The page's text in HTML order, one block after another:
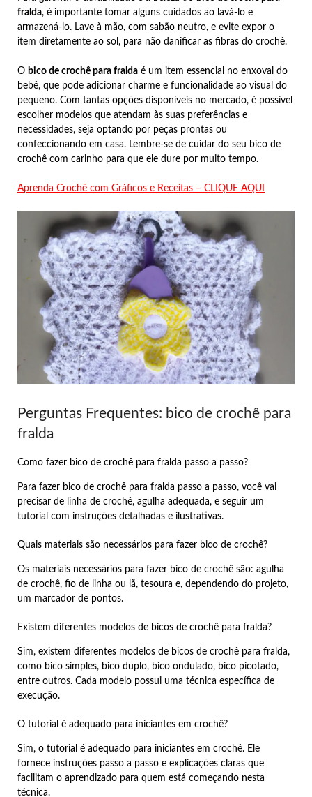
fralda, é importante tomar alguns cuidados ao lavá-lo e
armazená-lo. Lave à mão, com sabão neutro, e evite expor o
item diretamente ao sol, para não danificar as fibras do crochê.
O bico de crochê para fralda é um item essencial no enxoval do
bebê, que pode adicionar charme e funcionalidade ao visual do
pequeno. Com tantas opções disponíveis no mercado, é possível
escolher modelos que atendam às suas preferências e
necessidades, seja optando por peças prontas ou
confeccionando em casa. Lembre-se de cuidar do seu bico de
crochê com carinho para que ele dure por muito tempo.
Aprenda Crochê com Gráficos e Receitas – CLIQUE AQUI
Perguntas Frequentes: bico de crochê para
fralda
Como fazer bico de crochê para fralda passo a passo?
Para fazer bico de crochê para fralda passo a passo, você vai
precisar de linha de crochê, agulha adequada, e seguir um
tutorial com instruções detalhadas e ilustrativas.
Quais materiais são necessários para fazer bico de crochê?
Os materiais necessários para fazer bico de crochê são: agulha
de crochê, fio de linha ou lã, tesoura e, dependendo do projeto,
um marcador de pontos.
Existem diferentes modelos de bicos de crochê para fralda?
Sim, existem diferentes modelos de bicos de crochê para fralda,
como bico simples, bico duplo, bico ondulado, bico picotado,
entre outros. Cada modelo possui uma técnica específica de
execução.
O tutorial é adequado para iniciantes em crochê?
Sim, o tutorial é adequado para iniciantes em crochê. Ele
fornece instruções passo a passo e explicações claras que
facilitam o aprendizado para quem está começando nesta
técnica.